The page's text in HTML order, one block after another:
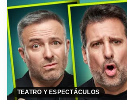
TEATRO Y ESPECTÁCULOS